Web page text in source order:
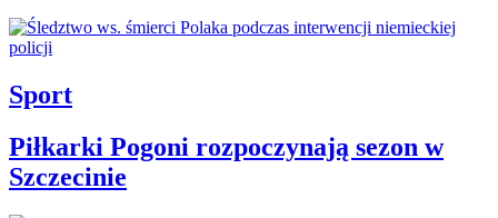
Sport
Piłkarki Pogoni rozpoczynają sezon w
Szczecinie